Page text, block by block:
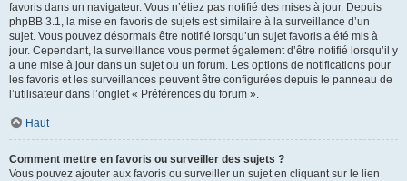
favoris dans un navigateur. Vous n’étiez pas notifié des mises à jour. Depuis
phpBB 3.1, la mise en favoris de sujets est similaire à la surveillance d’un
sujet. Vous pouvez désormais être notifié lorsqu’un sujet favoris a été mis à
jour. Cependant, la surveillance vous permet également d’être notifié lorsqu’il y
a une mise à jour dans un sujet ou un forum. Les options de notifications pour
les favoris et les surveillances peuvent être configurées depuis le panneau de
l’utilisateur dans l’onglet « Préférences du forum ».
Haut
Comment mettre en favoris ou surveiller des sujets ?
Vous pouvez ajouter aux favoris ou surveiller un sujet en cliquant sur le lien